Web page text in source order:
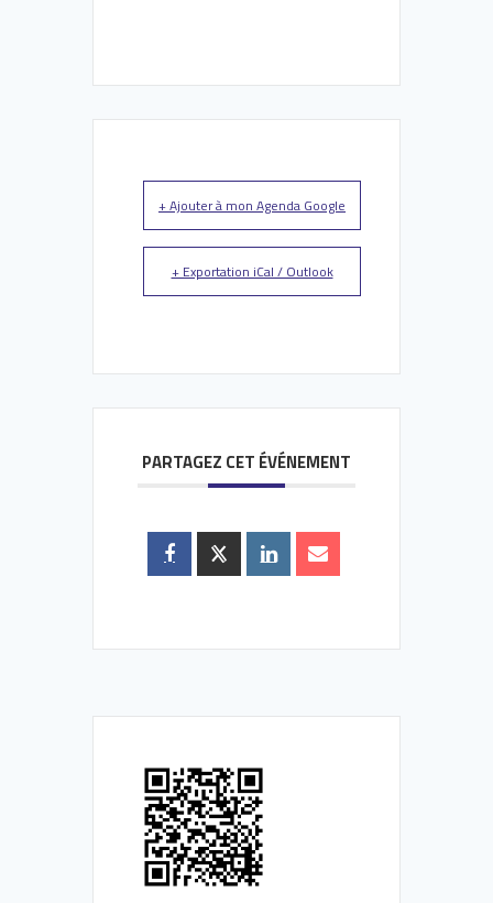
+ Ajouter à mon Agenda Google
+ Exportation iCal / Outlook
PARTAGEZ CET ÉVÉNEMENT